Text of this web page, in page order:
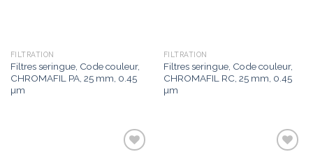
FILTRATION
Filtres seringue, Code couleur,
CHROMAFIL PA, 25 mm, 0.45
µm
FILTRATION
Filtres seringue, Code couleur,
CHROMAFIL RC, 25 mm, 0.45
µm